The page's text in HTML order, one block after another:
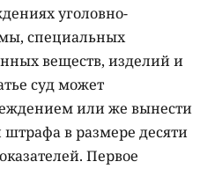
уголовно-
специальных
веществ, изделий и
суд может
или же вынести
в размере десяти
Первое